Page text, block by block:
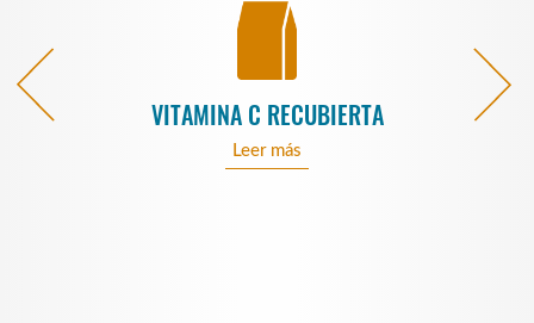
VITAMINA C RECUBIERTA
Leer más